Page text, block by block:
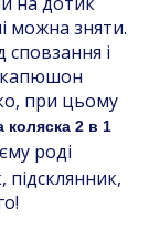
можна зняти.
сповзання і
капюшон
при цьому
коляска 2 в 1
роді